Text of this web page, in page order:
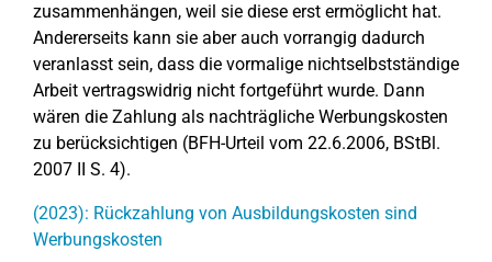
zusammenhängen, weil sie diese erst ermöglicht hat.
Andererseits kann sie aber auch vorrangig dadurch
veranlasst sein, dass die vormalige nichtselbstständige
Arbeit vertragswidrig nicht fortgeführt wurde. Dann
wären die Zahlung als nachträgliche Werbungskosten
zu berücksichtigen (BFH-Urteil vom 22.6.2006, BStBl.
2007 II S. 4).
(2023): Rückzahlung von Ausbildungskosten sind
Werbungskosten